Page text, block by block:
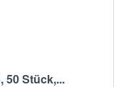
50 Stück,...